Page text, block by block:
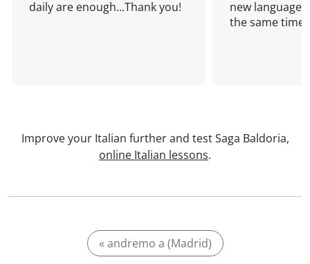
daily are enough...Thank you!
new language
the same time!
Improve your Italian further and test Saga Baldoria,
online Italian lessons.
« andremo a (Madrid)